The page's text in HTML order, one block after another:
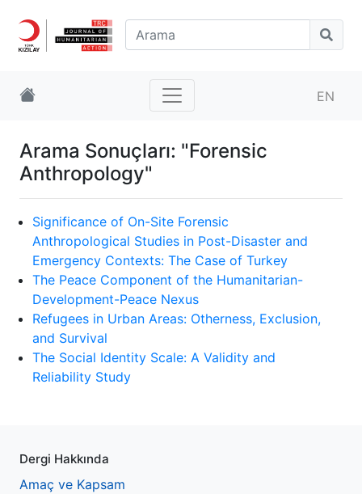
EN
Arama Sonuçları: "Forensic
Anthropology"
Significance of On-Site Forensic
Anthropological Studies in Post-Disaster and
Emergency Contexts: The Case of Turkey
The Peace Component of the Humanitarian-
Development-Peace Nexus
Refugees in Urban Areas: Otherness, Exclusion,
and Survival
The Social Identity Scale: A Validity and
Reliability Study
Dergi Hakkında
Amaç ve Kapsam